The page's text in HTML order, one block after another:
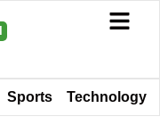
Sports Technology